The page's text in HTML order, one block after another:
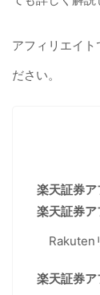
アフィリエイト
ださい。
楽天証券
楽天証券
Rakuten
楽天証券